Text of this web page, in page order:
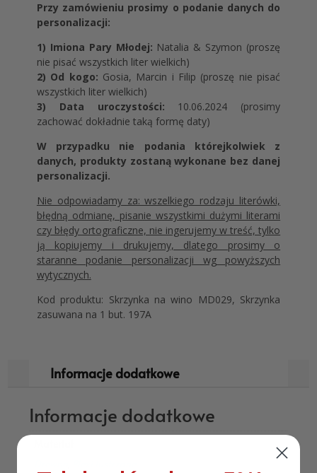
Przy zamówieniu prosimy o podanie danych do
personalizacji:
1) Imiona Pary Młodej: Natalia & Szymon (proszę
nie pisać wszystkich liter wielkich)
2) Od kogo: Gosia, Marcin i Filip (proszę nie pisać
wszystkich liter wielkich)
3) Data uroczystości: 10.06.2024 (prosimy
zachować dokładnie taką formę daty)
W przypadku nie podania którejkolwiek z
danych, produkty zostaną wykonane bez danej
personalizacji.
Nie odpowiadamy za: wszelkiego rodzaju literówki,
błędną odmianę, pisanie wszystkimi dużymi literami
czy błędy ortograficzne, nie ingerujemy w treść, tylko
ją kopiujemy i drukujemy, dlatego prosimy o
staranne podanie personalizacji wg powyższych
wytycznych.
Kod produktu: Skrzynka na wino MD029, Skrzynka
zasuwana na 1 but. 197A
Informacje dodatkowe
Informacje dodatkowe